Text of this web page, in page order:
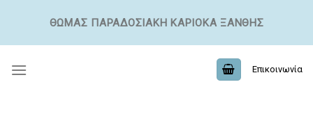
ΘΩΜΆΣ ΠΑΡΑΔΟΣΙΑΚΉ ΚΑΡΙΌΚΑ ΞΆΝΘΗΣ
Επικοινωνία